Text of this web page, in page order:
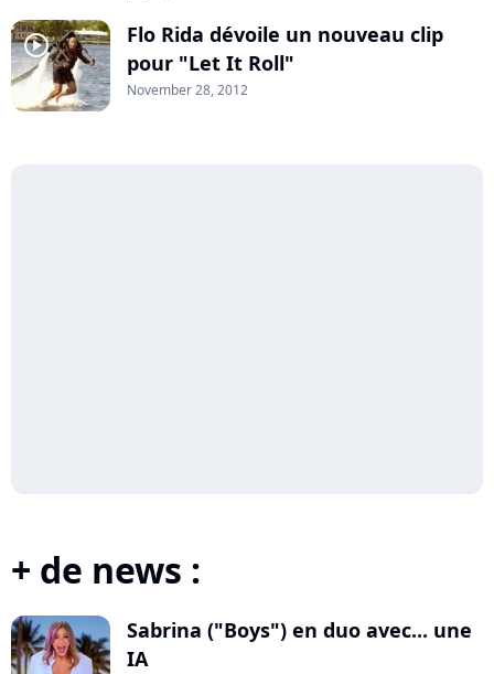
player2
Flo Rida dévoile un nouveau clip
pour "Let It Roll"
November 28, 2012
+ de news :
Sabrina ("Boys") en duo avec... une
IA